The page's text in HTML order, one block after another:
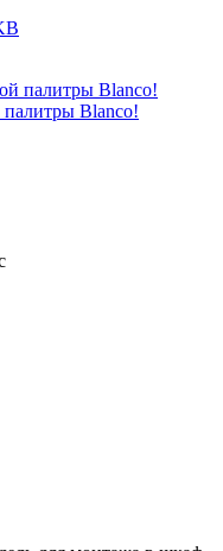
Blanco!